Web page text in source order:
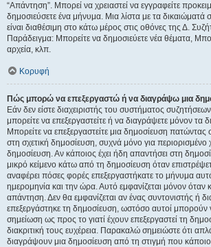
“Απάντηση”. Μπορεί να χρειαστεί να εγγραφείτε
δημοσιεύσετε ένα μήνυμα. Μια λίστα με τα δικαιώματά
είναι διαθέσιμη στο κάτω μέρος στις οθόνες της Δ.
Παράδειγμα: Μπορείτε να δημοσιεύετε νέα θέματα,
αρχεία, κλπ.
Κορυφή
Πώς μπορώ να επεξεργαστώ ή να διαγράψω μια
Εάν δεν είστε διαχειριστής του συστήματος
μπορείτε να επεξεργαστείτε ή να διαγράψετε μόνον τα
Μπορείτε να επεξεργαστείτε μια δημοσίευση πατώντας
στη σχετική δημοσίευση, συχνά μόνο για περιορισμένο
δημοσίευση. Αν κάποιος έχει ήδη απαντήσει στη
μικρό κείμενο κάτω από τη δημοσίευση όταν
αναφέρει πόσες φορές επεξεργαστήκατε το μήνυμα
ημερομηνία και την ώρα. Αυτό εμφανίζεται μόνον όταν
απάντηση. Δεν θα εμφανίζεται αν ένας συντονιστής ή
επεξεργάστηκε τη δημοσίευση, ωστόσο αυτοί
σημείωση ως προς το γιατί έχουν επεξεργαστεί τη
διακριτική τους ευχέρεια. Παρακαλώ σημειώστε ότι
διαγράψουν μια δημοσίευση από τη στιγμή που